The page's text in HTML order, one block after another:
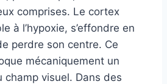
comprises. Le cortex
à l’hypoxie, s’effondre en
perdre son centre. Ce
mécaniquement un
champ visuel. Dans des